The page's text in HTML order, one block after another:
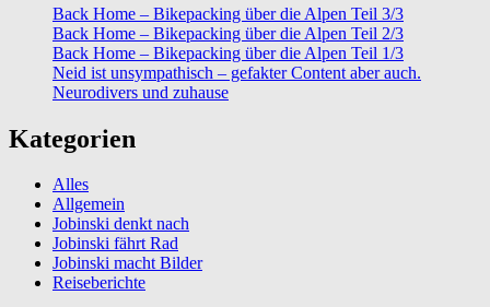
Back Home – Bikepacking über die Alpen Teil 3/3
Back Home – Bikepacking über die Alpen Teil 2/3
Back Home – Bikepacking über die Alpen Teil 1/3
Neid ist unsympathisch – gefakter Content aber auch.
Neurodivers und zuhause
Kategorien
Alles
Allgemein
Jobinski denkt nach
Jobinski fährt Rad
Jobinski macht Bilder
Reiseberichte